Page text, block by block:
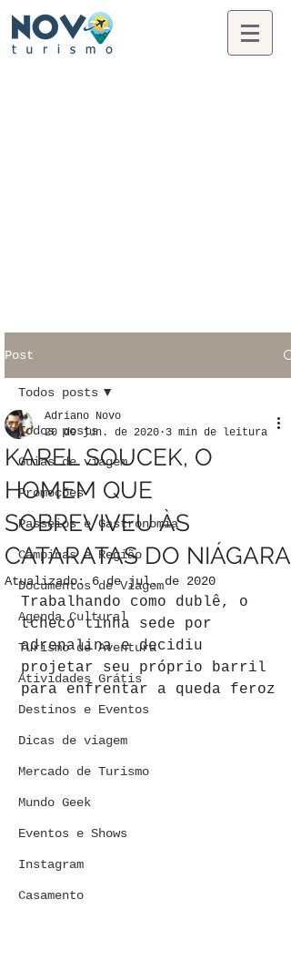
Post
Todos posts
Guias de viagem
Promoções
Passeios e Gastronomia
Campinas e Região
Documentos de Viagem
Agenda Cultural
Turismo de Aventura
Atividades Grátis
Destinos e Eventos
Dicas de viagem
Mercado de Turismo
Mundo Geek
Eventos e Shows
Instagram
Casamento
Todos posts
KAREL SOUCEK, O
HOMEM QUE
SOBREVIVEU ÀS
CATARATAS DO NIÁGARA
Adriano Novo
20 de jun. de 2020 3 min de leitura
Atualizado:6 de jul. de 2020
Trabalhando como dublê, o
tcheco tinha sede por
adrenalina e decidiu
projetar seu próprio barril
para enfrentar a queda feroz